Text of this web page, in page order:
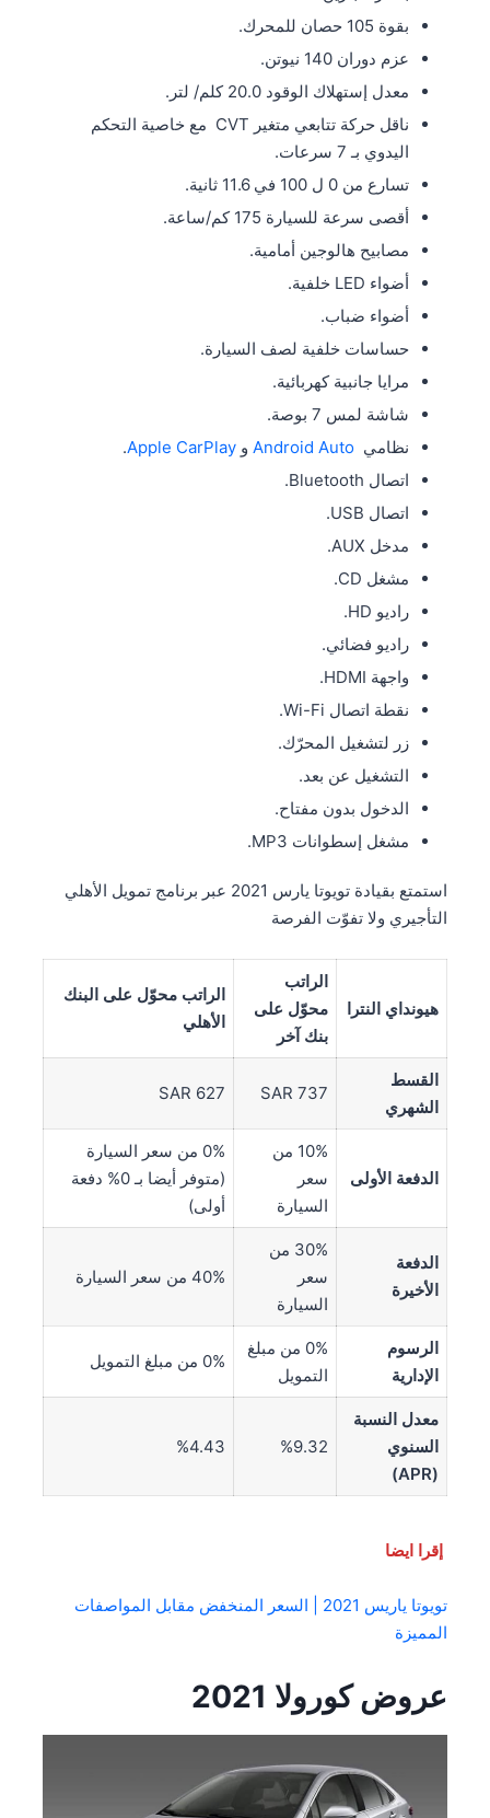
بقوة 105 حصان للمحرك.
عزم دوران 140 نيوتن.
معدل إستهلاك الوقود 20.0 كلم/ لتر.
ناقل حركة تتابعي متغير CVT مع خاصية التحكم
اليدوي بـ 7 سرعات.
تسارع من 0 ل 100 في 11.6 ثانية.
أقصى سرعة للسيارة 175 كم/ساعة.
مصابيح هالوجين أمامية.
أضواء LED خلفية.
أضواء ضباب.
حساسات خلفية لصف السيارة.
مرايا جانبية كهربائية.
شاشة لمس 7 بوصة.
نظامي Android Auto و Apple CarPlay
.
اتصال Bluetooth.
اتصال USB.
مدخل AUX.
مشغل CD.
راديو HD.
راديو فضائي.
واجهة HDMI.
نقطة اتصال Wi-Fi.
زر لتشغيل المحرّك.
التشغيل عن بعد.
الدخول بدون مفتاح.
مشغل إسطوانات MP3.
استمتع بقيادة تويوتا يارس 2021 عبر برنامج تمويل الأهلي
التأجيري ولا تفوّت الفرصة
هيونداي النترا
الراتب
محوّل على
بنك آخر
الراتب محوّل على البنك
الأهلي
القسط
الشهري
SAR 737
SAR 627
الدفعة الأولى
10% من
سعر
السيارة
0% من سعر السيارة
(متوفر أيضا بـ 0% دفعة
أولى)
الدفعة
الأخيرة
30% من
سعر
السيارة
40% من سعر السيارة
الرسوم
الإدارية
0% من مبلغ
التمويل
0% من مبلغ التمويل
معدل النسبة
السنوي
(APR)
%9.32
%4.43
إقرا ايضا
تويوتا ياريس 2021 | السعر المنخفض مقابل المواصفات
المميزة
عروض كورولا 2021